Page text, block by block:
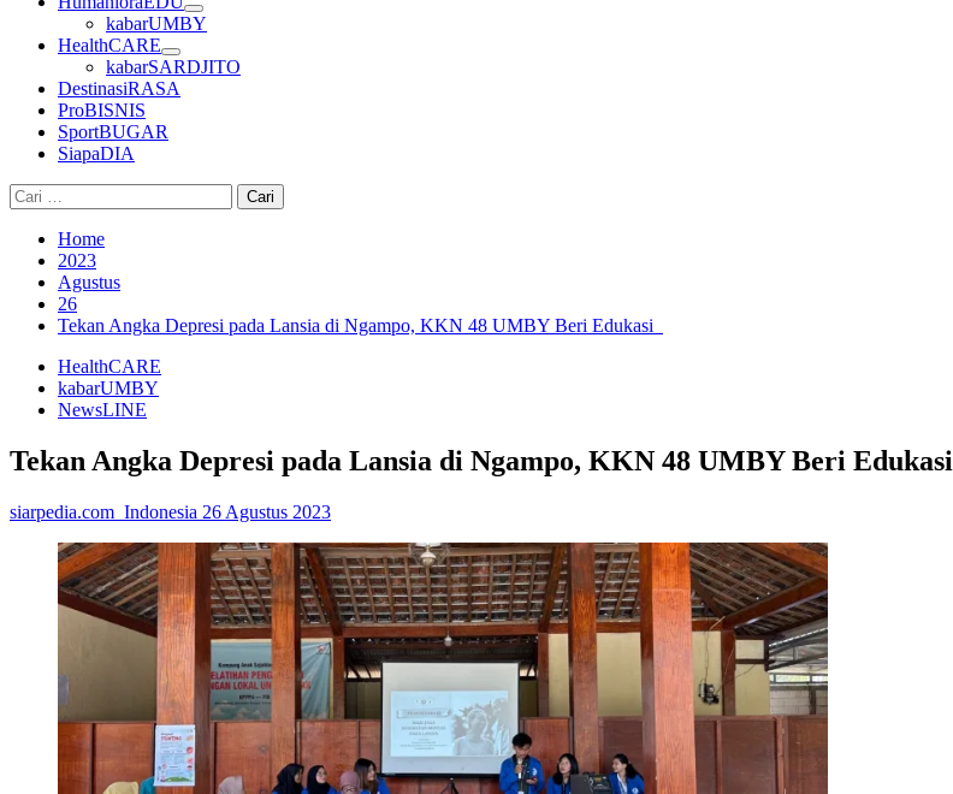
kabarUMBY
HealthCARE
kabarSARDJITO
DestinasiRASA
ProBISNIS
SportBUGAR
SiapaDIA
Cari
untuk:
Home
2023
Agustus
26
Tekan Angka Depresi pada Lansia di Ngampo, KKN 48 UMBY Beri Edukasi
HealthCARE
kabarUMBY
NewsLINE
Tekan Angka Depresi pada Lansia di Ngampo, KKN 48 UMBY Beri Edukasi
siarpedia.com_Indonesia 26 Agustus 2023